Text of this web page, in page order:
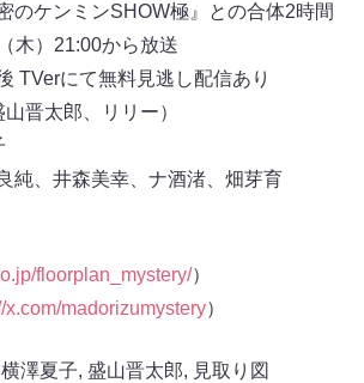
のケンミンSHOW極』との合体2時間
木）21:00から放送
TVerにて無料見逃し配信あり
晋太郎、リリー）
純、井森美幸、ナ酒渚、畑芽育
floorplan_mystery/）
x.com/madorizumystery）
横澤夏子, 盛山晋太郎, 見取り図